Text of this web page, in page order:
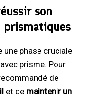
son
prismatiques
une phase cruciale
prisme. Pour
de
et de maintenir un